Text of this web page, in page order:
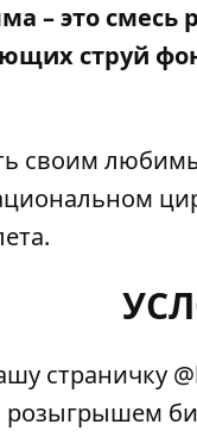
– это
струй
своим
страничку
розыгрышем